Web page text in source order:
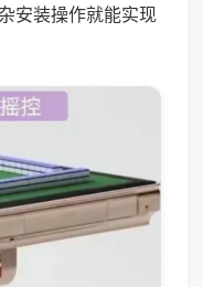
安装操作就能实现